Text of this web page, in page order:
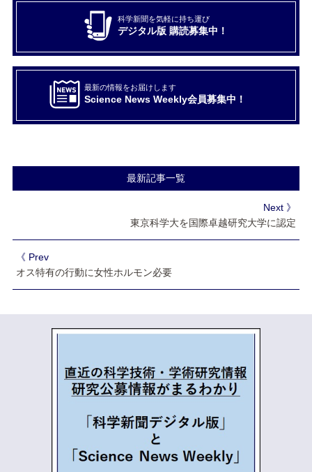
科学新聞を気軽に持ち運び
デジタル版 購読募集中！
最新の情報をお届けします
Science News Weekly会員募集中！
最新記事一覧
Next 》
東京科学大を国際卓越研究大学に認定
《 Prev
オス特有の行動に女性ホルモン必要